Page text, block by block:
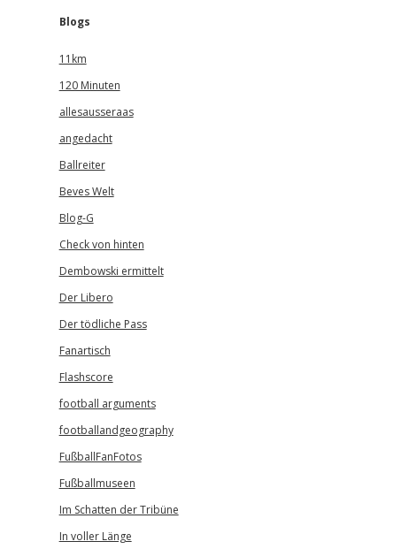
Blogs
11km
120 Minuten
allesausseraas
angedacht
Ballreiter
Beves Welt
Blog-G
Check von hinten
Dembowski ermittelt
Der Libero
Der tödliche Pass
Fanartisch
Flashscore
football arguments
footballandgeography
FußballFanFotos
Fußballmuseen
Im Schatten der Tribüne
In voller Länge